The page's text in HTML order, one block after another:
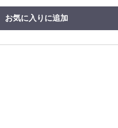
お気に入りに追加